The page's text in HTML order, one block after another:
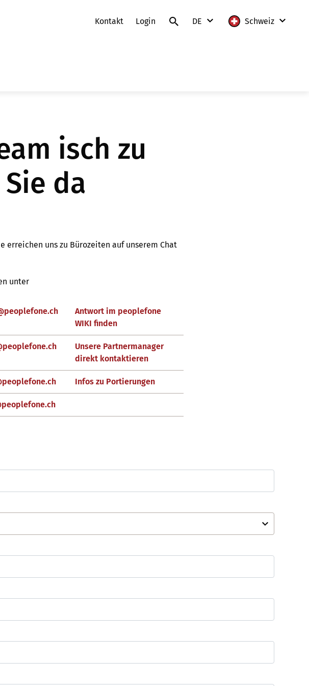
Kontakt Login DE Schweiz
isch zu
da
uns zu Bürozeiten auf unserem Chat
unter
peoplefone.ch
Antwort im peoplefone
WIKI finden
peoplefone.ch
Unsere Partnermanager
direkt kontaktieren
peoplefone.ch Infos zu Portierungen
peoplefone.ch